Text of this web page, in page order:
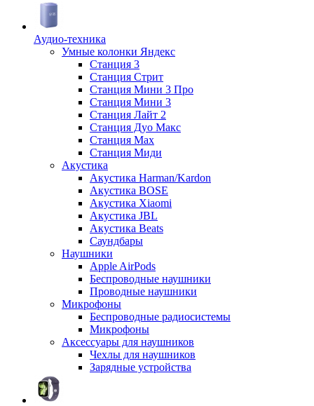
Аудио-техника
Умные колонки Яндекс
Станция 3
Станция Стрит
Станция Мини 3 Про
Станция Мини 3
Станция Лайт 2
Станция Дуо Макс
Станция Max
Станция Миди
Акустика
Акустика Harman/Kardon
Акустика BOSE
Акустика Xiaomi
Акустика JBL
Акустика Beats
Саундбары
Наушники
Apple AirPods
Беспроводные наушники
Проводные наушники
Микрофоны
Беспроводные радиосистемы
Микрофоны
Аксессуары для наушников
Чехлы для наушников
Зарядные устройства